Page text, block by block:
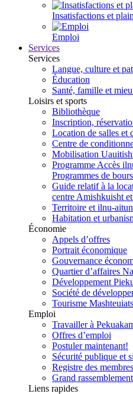
Insatisfactions et
Emploi
Services
Services
Langue, culture et
Éducation
Santé, famille et
Loisirs et sports
Bibliothèque
Inscription,
Location de salles et
Centre de
Mobilisation
Programme Accès
Programmes de
Guide relatif à la
centre Amishkuisht
Territoire et ilnu-
Habitation et
Économie
Appels d’offres
Portrait économique
Gouvernance
Quartier d’affaires
Développement
Société de
Tourisme
Emploi
Travailler à
Offres d’emploi
Postuler maintenant!
Sécurité publique et
Registre des
Grand
Liens rapides